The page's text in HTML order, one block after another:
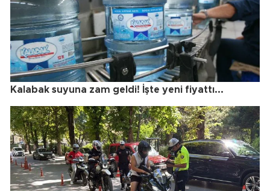
Kalabak suyuna zam geldi! İşte yeni fiyattı...